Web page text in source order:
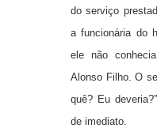
do serviço
a funcionária do
ele não
Alonso Filho. O
quê? Eu
de imediato.